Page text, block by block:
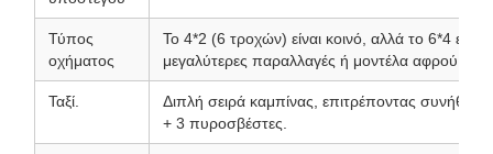
Τύπος
οχήματος
Το 4*2 (6 τροχών) είναι κοινό, αλλά το 6*4 είναι
μεγαλύτερες παραλλαγές ή μοντέλα αφρού /
Ταξί.
Διπλή σειρά καμπίνας, επιτρέποντας
+ 3 πυροσβέστες.